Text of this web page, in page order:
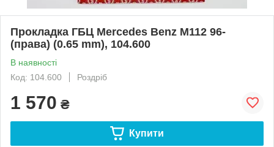
Прокладка ГБЦ Mercedes Benz M112 96-
(права) (0.65 mm), 104.600
В наявності
Код: 104.600
Роздріб
1 570 ₴
Купити